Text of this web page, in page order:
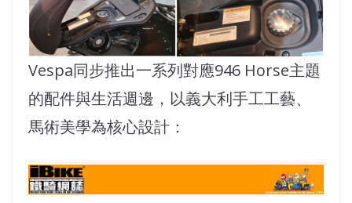
Vespa同步推出一系列對應946 Horse主題
的配件與生活週邊，以義大利手工工藝、
馬術美學為核心設計：